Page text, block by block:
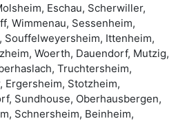
Eschau, Scherwiller,
Wimmenau, Sessenheim,
Ittenheim,
Woerth, Dauendorf, Mutzig,
Truchtersheim,
Ergersheim, Stotzheim,
Sundhouse, Oberhausbergen,
Schnersheim, Beinheim,